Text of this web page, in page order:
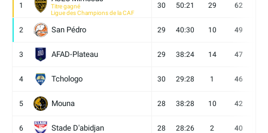
1
Titre gagné
Ligue des Champions de la CAF
30 50:21 29 62
2 San Pédro 29 40:30 10 49
3 AFAD-Plateau 29 38:24 14 47
4 Tchologo 30 29:28 1 46
5 Mouna 28 38:28 10 42
6 Stade D'abidjan 28 28:26 2 40